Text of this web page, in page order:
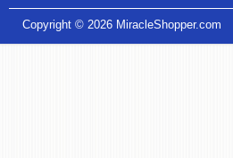
Copyright © 2026 MiracleShopper.com